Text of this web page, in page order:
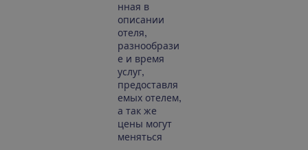
нная в
описании
отеля,
разнообрази
е и время
услуг,
предоставля
емых отелем,
а так же
цены могут
меняться